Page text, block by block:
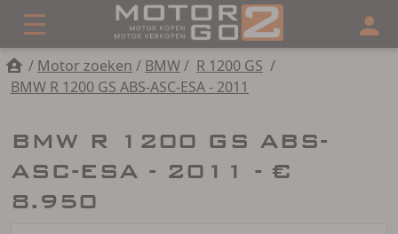
/ Motor zoeken / BMW/ R 1200 GS /
BMW R 1200 GS ABS-ASC-ESA - 2011
BMW R 1200 GS ABS-
ASC-ESA - 2011 - €
8.950